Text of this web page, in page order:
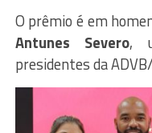
O prêmio é em
Antunes Severo,
presidentes da